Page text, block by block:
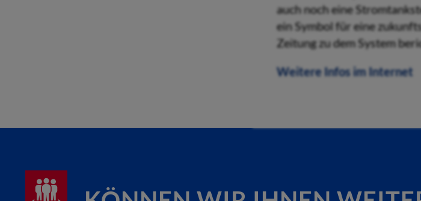
auch noch eine
ein Symbol für eine
Zeitung zu dem System
Weitere Infos im Internet